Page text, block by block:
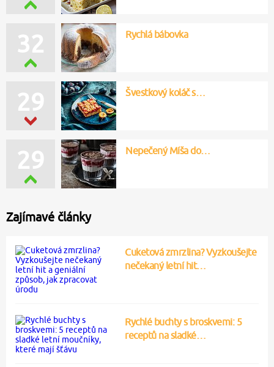
32 Rychlá bábovka
29 Švestkový koláč s…
29 Nepečený Míša do…
Zajímavé články
Cuketová zmrzlina? Vyzkoušejte
nečekaný letní hit…
Rychlé buchty s broskvemi: 5
receptů na sladké…